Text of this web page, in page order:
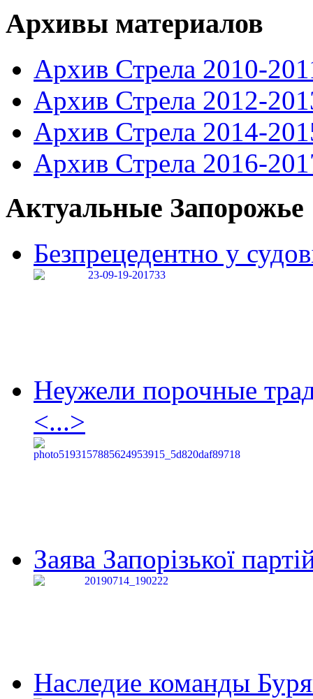
Архивы материалов
Архив Стрела 2010-
Архив Стрела 2012-
Архив Стрела 2014-
Архив Стрела 2016-
Актуальные Запорожье
Безпрецедентно у
Неужели порочные
<...>
Заява Запорізької
Наследие команды